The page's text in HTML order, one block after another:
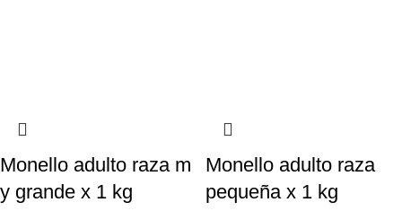
Monello adulto raza m
y grande x 1 kg
Monello adulto raza
pequeña x 1 kg